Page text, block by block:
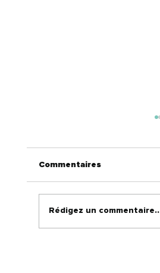
Commentaires
Rédigez un